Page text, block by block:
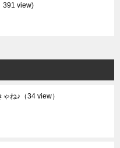
391 view
ゃね♪ （34 view）